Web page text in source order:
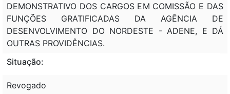
DEMONSTRATIVO DOS CARGOS EM COMISSÃO E DAS
FUNÇÕES GRATIFICADAS DA AGÊNCIA DE
DESENVOLVIMENTO DO NORDESTE - ADENE, E DÁ
OUTRAS PROVIDÊNCIAS.
Situação:
Revogado